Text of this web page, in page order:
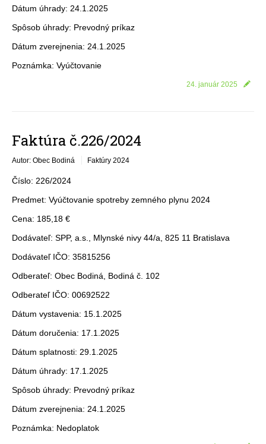
Dátum úhrady: 24.1.2025
Spôsob úhrady: Prevodný príkaz
Dátum zverejnenia: 24.1.2025
Poznámka: Vyúčtovanie
24. január 2025
Faktúra č.226/2024
Autor: Obec Bodiná Faktúry 2024
Číslo: 226/2024
Predmet: Vyúčtovanie spotreby zemného plynu 2024
Cena: 185,18 €
Dodávateľ: SPP, a.s., Mlynské nivy 44/a, 825 11 Bratislava
Dodávateľ IČO: 35815256
Odberateľ: Obec Bodiná, Bodiná č. 102
Odberateľ IČO: 00692522
Dátum vystavenia: 15.1.2025
Dátum doručenia: 17.1.2025
Dátum splatnosti: 29.1.2025
Dátum úhrady: 17.1.2025
Spôsob úhrady: Prevodný príkaz
Dátum zverejnenia: 24.1.2025
Poznámka: Nedoplatok